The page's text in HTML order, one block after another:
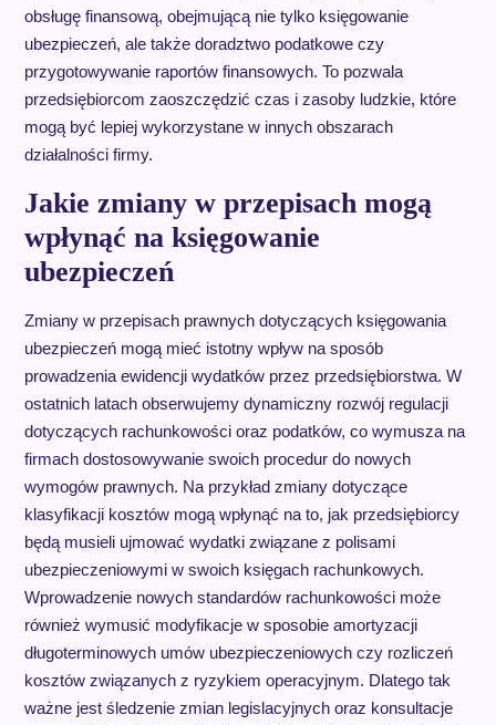
obsługę finansową, obejmującą nie tylko księgowanie
ubezpieczeń, ale także doradztwo podatkowe czy
przygotowywanie raportów finansowych. To pozwala
przedsiębiorcom zaoszczędzić czas i zasoby ludzkie, które
mogą być lepiej wykorzystane w innych obszarach
działalności firmy.
Jakie zmiany w przepisach mogą
wpłynąć na księgowanie
ubezpieczeń
Zmiany w przepisach prawnych dotyczących księgowania
ubezpieczeń mogą mieć istotny wpływ na sposób
prowadzenia ewidencji wydatków przez przedsiębiorstwa. W
ostatnich latach obserwujemy dynamiczny rozwój regulacji
dotyczących rachunkowości oraz podatków, co wymusza na
firmach dostosowywanie swoich procedur do nowych
wymogów prawnych. Na przykład zmiany dotyczące
klasyfikacji kosztów mogą wpłynąć na to, jak przedsiębiorcy
będą musieli ujmować wydatki związane z polisami
ubezpieczeniowymi w swoich księgach rachunkowych.
Wprowadzenie nowych standardów rachunkowości może
również wymusić modyfikacje w sposobie amortyzacji
długoterminowych umów ubezpieczeniowych czy rozliczeń
kosztów związanych z ryzykiem operacyjnym. Dlatego tak
ważne jest śledzenie zmian legislacyjnych oraz konsultacje